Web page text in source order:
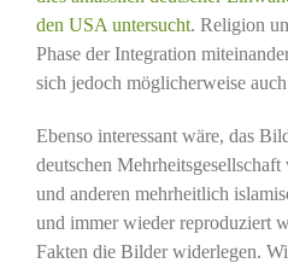
den USA untersucht. Religion
Phase der Integration
sich jedoch möglicherweise
Ebenso interessant wäre, das
deutschen
und anderen mehrheitlich
und immer wieder reproduziert
Fakten die Bilder widerlegen.